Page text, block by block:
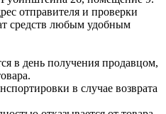
отправителя и проверки
средств любым удобным
в день получения продавцом,
в случае возврата